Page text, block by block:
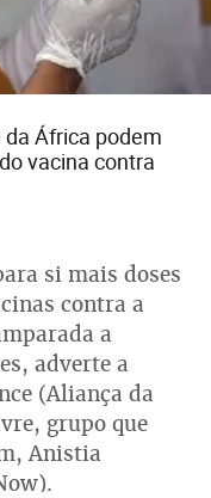
África podem
vacina contra
si mais doses
contra a
a
adverte a
(Aliança da
grupo que
Anistia